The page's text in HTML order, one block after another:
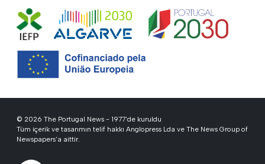
© 2026 The Portugal News - 1977'de kuruldu
Tüm içerik ve tasarımın telif hakkı Anglopress Lda ve The News Group of
Newspapers'a aittir.